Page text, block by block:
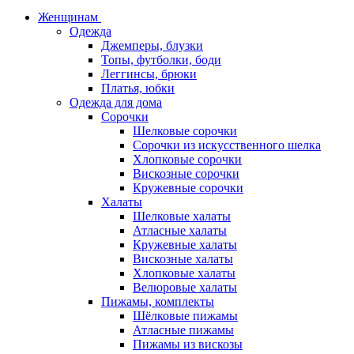
Женщинам
Одежда
Джемперы, блузки
Топы, футболки, боди
Леггинсы, брюки
Платья, юбки
Одежда для дома
Сорочки
Шелковые сорочки
Сорочки из искусственного шелка
Хлопковые сорочки
Вискозные сорочки
Кружевные сорочки
Халаты
Шелковые халаты
Атласные халаты
Кружевные халаты
Вискозные халаты
Хлопковые халаты
Велюровые халаты
Пижамы, комплекты
Шёлковые пижамы
Атласные пижамы
Пижамы из вискозы